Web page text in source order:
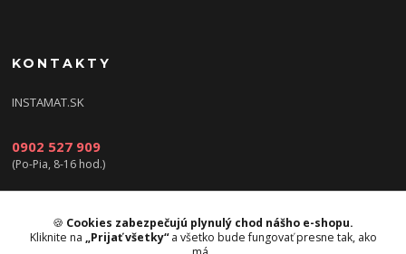
KONTAKTY
INSTAMAT.SK
0902 527 909
(Po-Pia, 8-16 hod.)
info@instamat.sk
🍪 Cookies zabezpečujú plynulý chod nášho e-shopu.
Kliknite na „Prijať všetky“a všetko bude fungovať presne tak, ako